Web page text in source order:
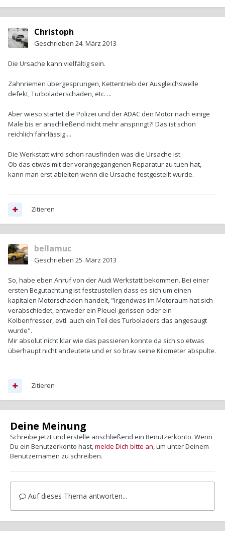
Christoph
Geschrieben 24. März 2013
Die Ursache kann vielfältig sein.
Zahnriemen übergesprungen, Kettentrieb der Ausgleichswelle
defekt, Turboladerschaden, etc. ...
Aber wieso startet die Polizei und der ADAC den Motor nach einige
Male bis er anschließend nicht mehr anspringt?! Das ist schon
reichlich fahrlässig ...
Die Werkstatt wird schon rausfinden was die Ursache ist.
Ob das etwas mit der vorangegangenen Reparatur zu tuen hat,
kann man erst ableiten wenn die Ursache festgestellt wurde.
Zitieren
bellamuc
Geschrieben 25. März 2013
So, habe eben Anruf von der Audi Werkstatt bekommen. Bei einer
ersten Begutachtung ist festzustellen dass es sich um einen
kapitalen Motorschaden handelt, "irgendwas im Motoraum hat sich
verabschiedet, entweder ein Pleuel gerissen oder ein
Kolbenfresser, evtl. auch ein Teil des Turboladers das angesaugt
wurde".
Mir absolut nicht klar wie das passieren konnte da sich so etwas
überhaupt nicht andeutete und er so brav seine Kilometer abspulte.
Zitieren
Deine Meinung
Schreibe jetzt und erstelle anschließend ein Benutzerkonto. Wenn
Du ein Benutzerkonto hast,melde Dich bitte an, um unter Deinem
Benutzernamen zu schreiben.
Auf dieses Thema antworten...